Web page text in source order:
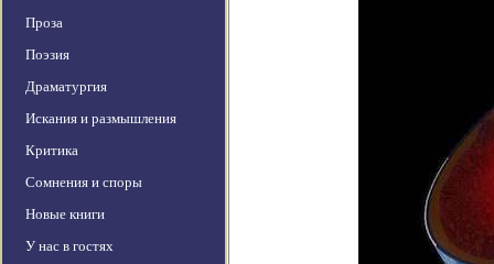
Проза
Поэзия
Драматургия
Искания и размышления
Критика
Сомнения и споры
Новые книги
У нас в гостях